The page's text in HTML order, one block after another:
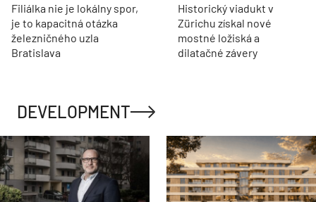
Filiálka nie je lokálny spor,
je to kapacitná otázka
železničného uzla
Bratislava
Historický viadukt v
Zürichu získal nové
mostné ložiská a
dilatačné závery
DEVELOPMENT